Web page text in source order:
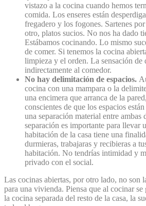
vistazo a la cocina cuando hemos
comida. Los enseres están
fregadero y los fogones. Sartenes
otro, platos sucios. No nos ha dado
Estábamos cocinando. Lo mismo
de comer. Si tenemos la cocina
limpieza y el orden. La sensación de
indirectamente al comedor.
No hay delimitación de espacios.
cocina con una mampara o la
una encimera que arranca de la
conscientes de que los espacios
una separación material entre ambas
separación es importante para llevar
habitación de la casa tiene una
durmieras, trabajaras y recibieras a
habitación. No tendrías intimidad y
privado con el social.
Las cocinas abiertas, por otro lado, no son
para una vivienda. Piensa que al cocinar se
la cocina separada del resto de la casa, la